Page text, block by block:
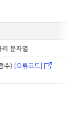
문자열
수) [오류코드]